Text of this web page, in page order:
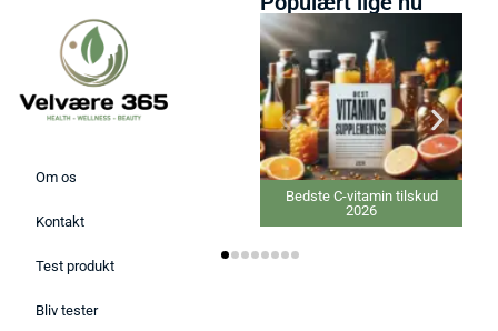
Om os
Kontakt
Test produkt
Bliv tester
Bedste C-vitamin tilskud
2026